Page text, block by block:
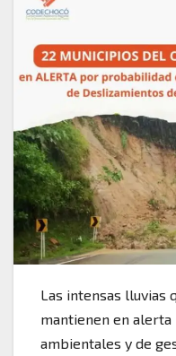
Las intensas lluvias
mantienen en alerta
ambientales y de